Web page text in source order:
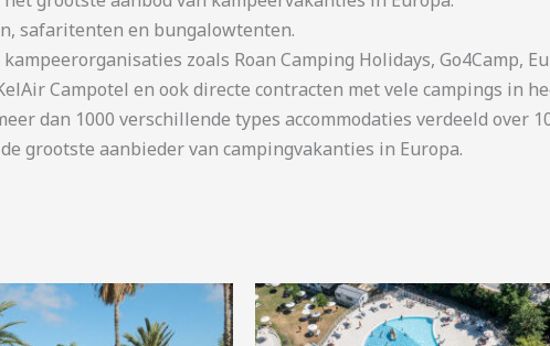
safaritenten en bungalowtenten.
zoals Roan Camping Holidays, Go4Camp,
Campotel en ook directe contracten met vele campings in
dan 1000 verschillende types accommodaties verdeeld over
grootste aanbieder van campingvakanties in Europa.